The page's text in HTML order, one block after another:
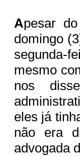
Apesar
domingo
segunda-
mesmo
nos
eles já
não era
advogada